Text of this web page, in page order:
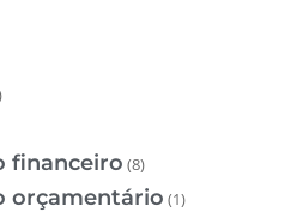
financeiro (8)
orçamentário (1)